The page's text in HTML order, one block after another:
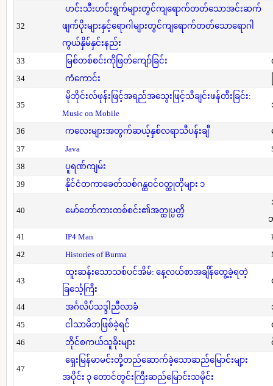
32
ဟင်းသီးဟင်းရွက်များတွင်ကျရောက်တတ်သောအင်းဆက်
ဖျက်ပိုးများနှင့်ရောဂါများတွင်ကျရောက်တတ်သောရောဂါ
ကွယ်နှိမ်နှင်းနည်း
33
မြစ်တစ်စင်းကိုဖြတ်ကျော်ခြင်း
34
ကံကောင်း
35
မိုဘိုင်းလ်ဖုန်းဖြင့်အရည်အသွေးဖြင့်သီချင်းဖန်တီးခြင်း:
Music on Mobile
36 ကလေးများအတွက်ဆယ့်နှစ်လရာသီပန်းချီ
37
Java
38
ပူရဏ်ကျမ်း
39
နိုင်ငံတကာခေတ်သစ်ဂန္ထဝင်ဝတ္ထုတိုများ ၁
40 မော်တော်ကားတစ်စင်း၏အတ္ထုပ္ပတ္တိ
41
IP4 Man
42
Histories of Burma
43
ထူးဆန်းသောသစ်ပင်အိမ်: နေ့လယ်စာအချိန်တွေ့ခဲ့ရတဲ့
ခြင်္သေ့ကြီး
44 အင်္ဂလိပ်သဒ္ဒါညီလာခံ
45
ငါသာမိဘဖြစ်ခဲ့ရင်
46
ဘိုင်စကယ်သူခိုးများ
47
ရှေးမြန်မာမင်းတို့တည်ဆောက်ခဲ့သောဆည်မြောင်းများ
အပိုင်း ၃ တောင်တွင်းကြီးဆည်မြောင်းသမိုင်း